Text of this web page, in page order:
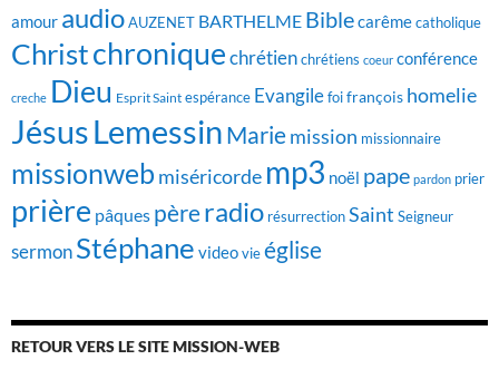
amour audioAUZENET BARTHELME Biblecarêmecatholique
Christchronique chrétienchrétiens coeur conférence
creche Dieu Esprit Saint espérance Evangilefoifrançois homelie
JésusLemessinMariemission missionnaire
missionweb miséricorde mp3 noël pape pardon prier
prière pâques pèreradio résurrectionSaint Seigneur
sermon Stéphane videovieéglise
RETOUR VERS LE SITE MISSION-WEB